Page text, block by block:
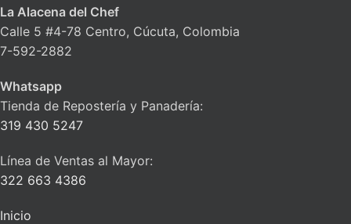
La Alacena del Chef
Calle 5 #4-78 Centro, Cúcuta, Colombia
7-592-2882
Whatsapp
Tienda de Repostería y Panadería:
319 430 5247
Línea de Ventas al Mayor:
322 663 4386
Inicio